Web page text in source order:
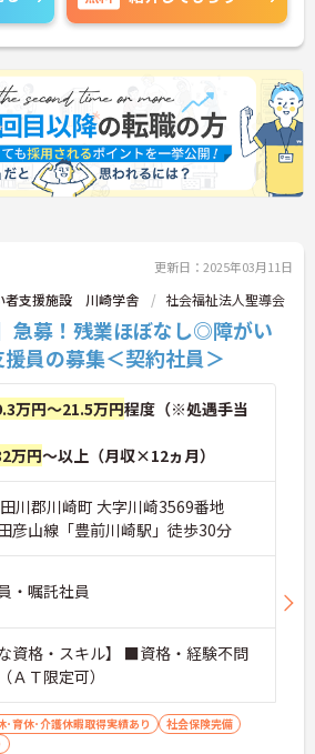
更新日：2025年03月11日
者支援施設 川崎学舎 社会福祉法人聖導会
急募！残業ほぼなし◎障がい
員の募集＜契約社員＞
万円～21.5万円程度（※処遇手当
万円～以上（月収×12ヵ月）
川郡川崎町 大字川崎3569番地
彦山線「豊前川崎駅」徒歩30分
・嘱託社員
な資格・スキル】 ■資格・経験不問
Ｔ限定可）
･育休･介護休暇取得実績あり
社会保険完備